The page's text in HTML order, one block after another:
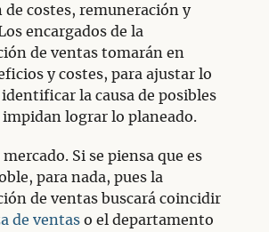
de costes, remuneración y
encargados de la
de ventas tomarán en
y costes, para ajustar lo
la causa de posibles
impidan lograr lo planeado.
mercado. Si se piensa que es
para nada, pues la
de ventas buscará coincidir
de ventas o el departamento